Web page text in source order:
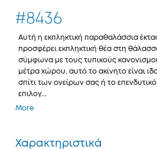
#8436
Αυτή η εκπληκτική παραθαλάσσια
προσφέρει εκπληκτική θέα στη
σύμφωνα με τους τυπικούς
μέτρα χώρου, αυτό το ακίνητο είναι
σπίτι των ονείρων σας ή το επενδυτικό
επιλογ...
More
Χαρακτηριστικά